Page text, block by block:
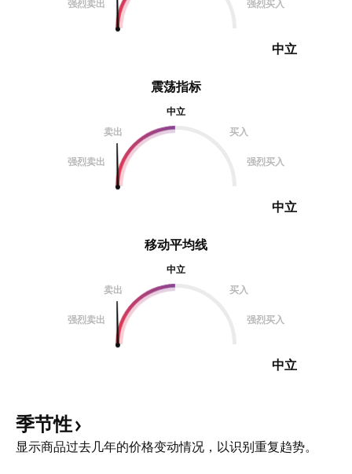
震荡指标
中立
卖出
买入
强烈卖出 强烈买入
中立
强烈卖出 强烈买入
中立
移动平均线
中立
卖出
买入
强烈卖出 强烈买入
中立
季节性
显示商品过去几年的价格变动情况，以识别重复趋势。